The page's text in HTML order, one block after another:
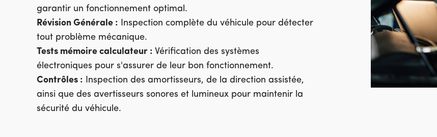
garantir un fonctionnement optimal.
Révision Générale : Inspection complète du véhicule pour détecter
tout problème mécanique.
Tests mémoire calculateur : Vérification des systèmes
électroniques pour s'assurer de leur bon fonctionnement.
Contrôles : Inspection des amortisseurs, de la direction assistée,
ainsi que des avertisseurs sonores et lumineux pour maintenir la
sécurité du véhicule.